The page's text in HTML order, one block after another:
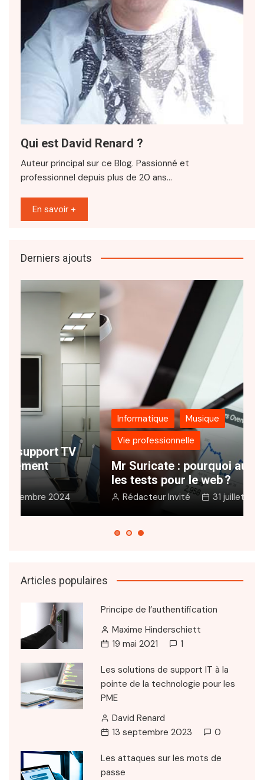
Qui est David Renard ?
Auteur principal sur ce Blog. Passionné et
professionnel depuis plus de 20 ans…
En savoir +
Derniers ajouts
Informatique
Musique
Vie professionnelle
Mr Suricate : pourquoi automatiser
les tests pour le web ?
Rédacteur Invité 31 juillet 2024
Articles populaires
Principe de l’authentification
Maxime Hinderschiett
19 mai 2021
1
Les solutions de support IT à la
pointe de la technologie pour les
PME
David Renard
13 septembre 2023
0
Les attaques sur les mots de
passe